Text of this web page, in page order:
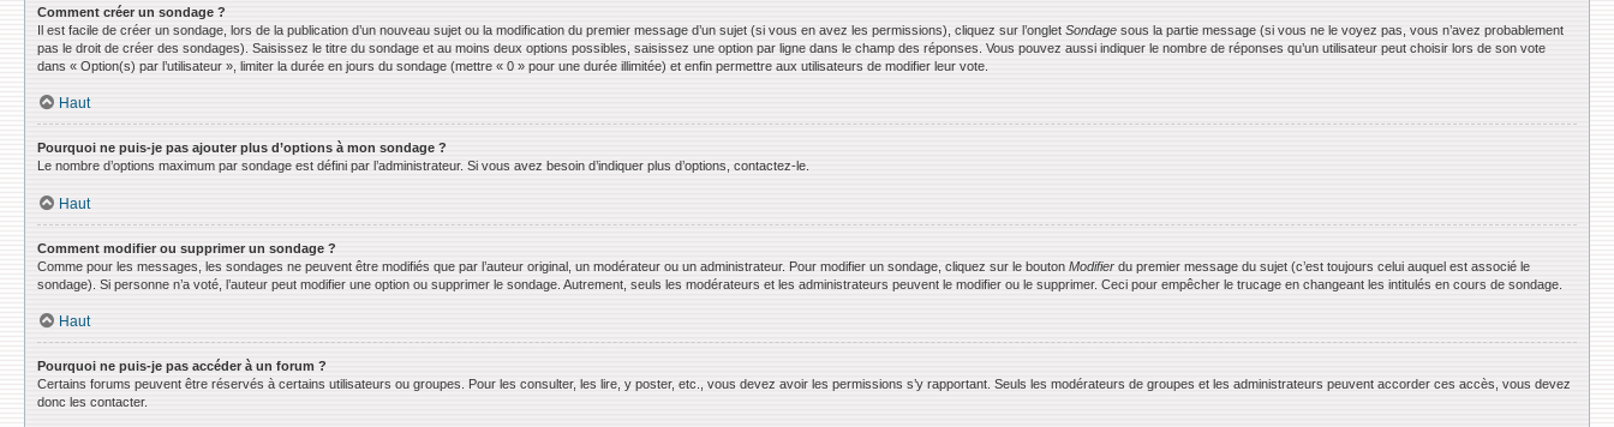
Comment créer un sondage ?
Il est facile de créer un sondage, lors de la publication d’un nouveau sujet ou la modification du premier message d’un sujet (si vous en avez les permissions), cliquez sur l’onglet Sondage sous la partie message (si vous ne le voyez pas, vous n’avez probablement
pas le droit de créer des sondages). Saisissez le titre du sondage et au moins deux options possibles, saisissez une option par ligne dans le champ des réponses. Vous pouvez aussi indiquer le nombre de réponses qu’un utilisateur peut choisir lors de son vote
dans « Option(s) par l’utilisateur », limiter la durée en jours du sondage (mettre « 0 » pour une durée illimitée) et enfin permettre aux utilisateurs de modifier leur vote.
Haut
Pourquoi ne puis-je pas ajouter plus d’options à mon sondage ?
Le nombre d’options maximum par sondage est défini par l’administrateur. Si vous avez besoin d’indiquer plus d’options, contactez-le.
Haut
Comment modifier ou supprimer un sondage ?
Comme pour les messages, les sondages ne peuvent être modifiés que par l’auteur original, un modérateur ou un administrateur. Pour modifier un sondage, cliquez sur le bouton Modifier du premier message du sujet (c’est toujours celui auquel est associé le
sondage). Si personne n’a voté, l’auteur peut modifier une option ou supprimer le sondage. Autrement, seuls les modérateurs et les administrateurs peuvent le modifier ou le supprimer. Ceci pour empêcher le trucage en changeant les intitulés en cours de sondage.
Haut
Pourquoi ne puis-je pas accéder à un forum ?
Certains forums peuvent être réservés à certains utilisateurs ou groupes. Pour les consulter, les lire, y poster, etc., vous devez avoir les permissions s’y rapportant. Seuls les modérateurs de groupes et les administrateurs peuvent accorder ces accès, vous devez
donc les contacter.